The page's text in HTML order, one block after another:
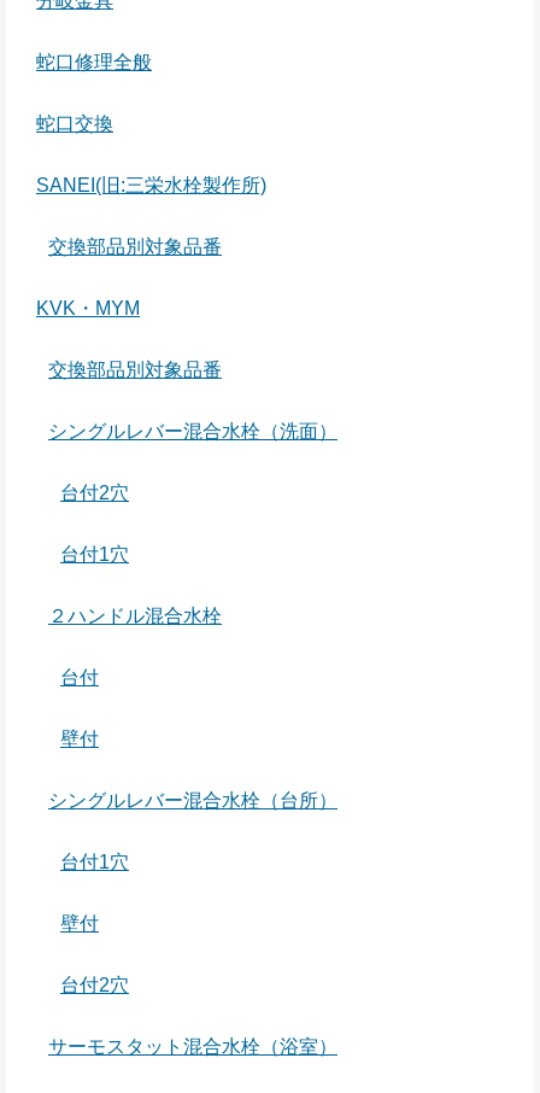
蛇口修理全般
蛇口交換
SANEI(旧:三栄水栓製作所)
交換部品別対象品番
KVK・MYM
交換部品別対象品番
シングルレバー混合水栓（洗面）
台付2穴
台付1穴
２ハンドル混合水栓
台付
壁付
シングルレバー混合水栓（台所）
台付1穴
壁付
台付2穴
サーモスタット混合水栓（浴室）